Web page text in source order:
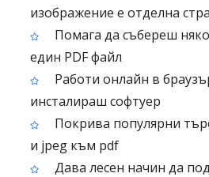
изображение е отделна
Помага да събереш
един PDF файл
Работи онлайн в
инсталираш софтуер
Покрива популярни
и jpeg към pdf
Дава лесен начин да